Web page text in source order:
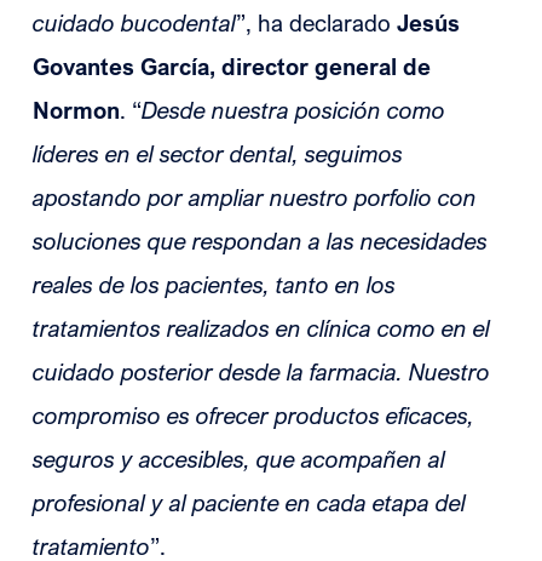
cuidado bucodental”, ha declaradoJesús
Govantes García, director general de
Normon. “Desde nuestra posición como
líderes en el sector dental, seguimos
apostando por ampliar nuestro porfolio con
soluciones que respondan a las necesidades
reales de los pacientes, tanto en los
tratamientos realizados en clínica como en el
cuidado posterior desde la farmacia. Nuestro
compromiso es ofrecer productos eficaces,
seguros y accesibles, que acompañen al
profesional y al paciente en cada etapa del
tratamiento”.